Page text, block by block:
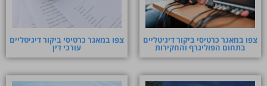
צפו במאגר כרטיסי ביקור דיגיטליים
בתחום הפוליגרף והחקירות
צפו במאגר כרטיסי ביקור דיגיטליים
עורכי דין